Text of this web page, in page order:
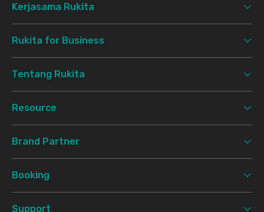
Kerjasama Rukita
Rukita for Business
Tentang Rukita
Resource
Brand Partner
Booking
Support